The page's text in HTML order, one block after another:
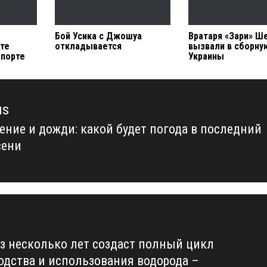
Бой Усика с Джошуа
откладывается
Вратаря «Зари»
вызвали в
Украины
и дожди: какой будет погода в последний
несколько лет создаст полный цикл
и использования водорода –